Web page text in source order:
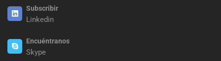
Subscribir
Linkedin
Encuéntranos
Skype